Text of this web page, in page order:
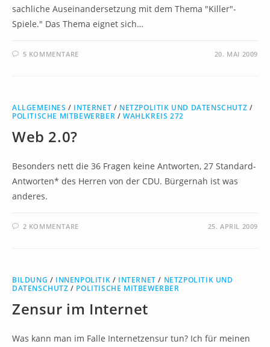
sachliche Auseinandersetzung mit dem Thema "Killer"-
Spiele." Das Thema eignet sich…
5 KOMMENTARE 20. MAI 2009
ALLGEMEINES / INTERNET / NETZPOLITIK UND DATENSCHUTZ /
POLITISCHE MITBEWERBER /WAHLKREIS 272
Web 2.0?
Besonders nett die 36 Fragen keine Antworten, 27 Standard-
Antworten* des Herren von der CDU. Bürgernah ist was
anderes.
2 KOMMENTARE 25. APRIL 2009
BILDUNG / INNENPOLITIK / INTERNET / NETZPOLITIK UND
DATENSCHUTZ / POLITISCHE MITBEWERBER
Zensur im Internet
Was kann man im Falle Internetzensur tun? Ich für meinen